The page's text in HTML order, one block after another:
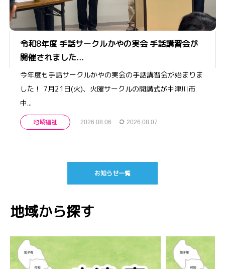
令和8年度 手話サークルかやの実会 手話講習会が
開催されました...
今年度も手話サークルかやの実会の手話講習会が始まりま
した！ 7月21日(火)、火曜サークルの開講式が中津川市
中...
地域福祉 2026.08.06 2026.08.07
お知らせ一覧
地域から探す